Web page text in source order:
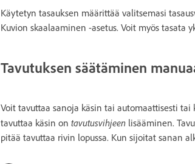
Käytetyn tasauksen määrittää valitsemasi
Kuvion skaalaaminen -asetus. Voit myös tasata
Tavutuksen säätäminen
Voit tavuttaa sanoja käsin tai automaattisesti
tavuttaa käsin on tavutusvihjeen lisääminen.
pitää tavuttaa rivin lopussa. Kun sijoitat sanan